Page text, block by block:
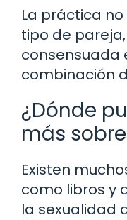
La práctica
tipo de
consensuada
combinación
¿Dónde
más
Existen
como libros y
la sexualidad